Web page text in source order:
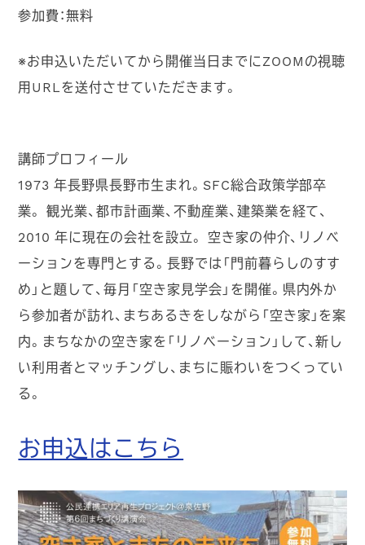
参加費：無料
※お申込いただいてから開催当日までにZOOMの視聴
用URLを送付させていただきます。
講師プロフィール
1973年長野県長野市生まれ。 SFC総合政策学部卒
業。 観光業、都市計画業、不動産業、建築業を経て、
2010年に現在の会社を設立。 空き家の仲介、リノベ
ーションを専門とする。長野では「門前暮らしのすす
め」と題して、毎月「空き家見学会」を開催。県内外か
ら参加者が訪れ、まちあるきをしながら「空き家」を案
内。まちなかの空き家を「リノベーション」して、新し
い利用者とマッチングし、まちに賑わいをつくってい
る。
お申込はこちら